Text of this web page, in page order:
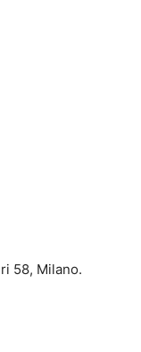
58, Milano.